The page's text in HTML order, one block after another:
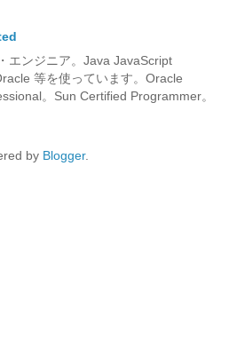
エンジニア。Java JavaScript
等を使っています。Oracle
。Sun Certified Programmer。
by Blogger.